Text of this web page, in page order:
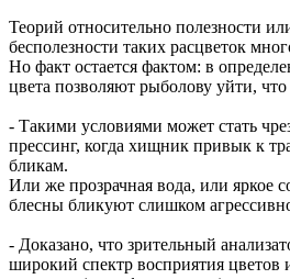
Теорий относительно полезности
бесполезности таких расцветок
Но факт остается фактом: в
цвета позволяют рыболову уйти, что
- Такими условиями может стать
прессинг, когда хищник привык к
бликам.
Или же прозрачная вода, или яркое
блесны бликуют слишком
- Доказано, что зрительный
широкий спектр восприятия цветов